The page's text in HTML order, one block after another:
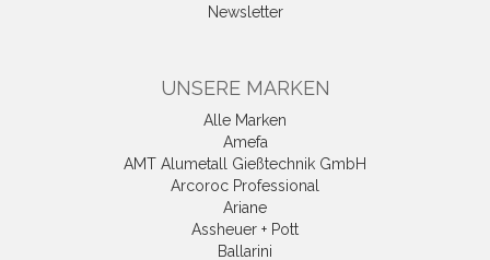
Newsletter
UNSERE MARKEN
Alle Marken
Amefa
AMT Alumetall Gießtechnik GmbH
Arcoroc Professional
Ariane
Assheuer + Pott
Ballarini